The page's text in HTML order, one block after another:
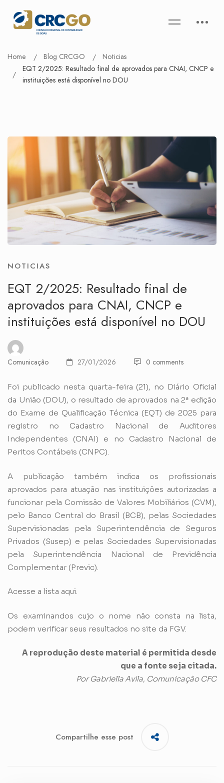
Home Blog CRCGO
Noticias
EQT 2/2025: Resultado final de aprovados para CNAI, CNCP e
instituições está disponível no DOU
NOTICIAS
EQT 2/2025: Resultado final de
aprovados para CNAI, CNCP e
instituições está disponível no DOU
Comunicação 27/01/2026 0 comments
Foi publicado nesta quarta-feira (21), no Diário Oficial
da União (DOU), o resultado de aprovados na 2ª edição
do Exame de Qualificação Técnica (EQT) de 2025 para
registro no Cadastro Nacional de Auditores
Independentes (CNAI) e no Cadastro Nacional de
Peritos Contábeis (CNPC).
A publicação também indica os profissionais
aprovados para atuação nas instituições autorizadas a
funcionar pela Comissão de Valores Mobiliários (CVM),
pelo Banco Central do Brasil (BCB), pelas Sociedades
Supervisionadas pela Superintendência de Seguros
Privados (Susep) e pelas Sociedades Supervisionadas
pela Superintendência Nacional de Previdência
Complementar (Previc).
Acesse a lista aqui.
Os examinandos cujo o nome não consta na lista,
podem verificar seus resultados no site da FGV.
A reprodução deste material é permitida desde
que a fonte seja citada.
Por Gabriella Avila, Comunicação CFC
Compartilhe esse post